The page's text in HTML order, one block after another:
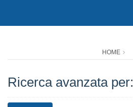
HOME
Ricerca avanzata per: